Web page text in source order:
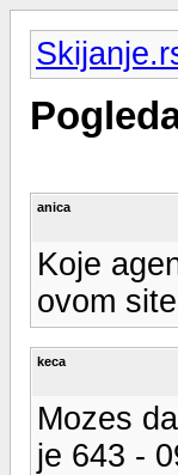
anica
Koje
ovom
keca
Mozes
je 643 -